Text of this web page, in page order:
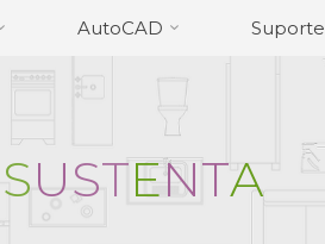
AutoCAD Suporte
SUSTENTA